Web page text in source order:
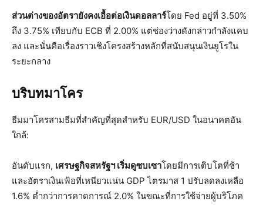
ส่วนต่างของอัตรายังคงเอื้อต่อเงินดอลลาร์โดย Fed อยู่ที่ 3.50%
ถึง 3.75% เทียบกับ ECB ที่ 2.00% แต่ช่องว่างดังกล่าวกำลังแคบ
ลง และนั่นคือเรื่องราวเชิงโครงสร้างหลักที่สนับสนุนเงินยูโรใน
ระยะกลาง
บริบทมาโคร
ธีมมาโครสามธีมที่สำคัญที่สุดสำหรับ EUR/USD ในอนาคตอัน
ใกล้:
อันดับแรก, เศรษฐกิจสหรัฐฯ เริ่มดูซบเซาโดยมีการเติบโตที่ช้า
และอัตราเงินเฟ้อที่เหนียวแน่น GDP ไตรมาส 1 ปรับลดลงเหลือ
1.6% ต่ำกว่าการคาดการณ์ 2.0% ในขณะที่การใช้จ่ายผู้บริโภค